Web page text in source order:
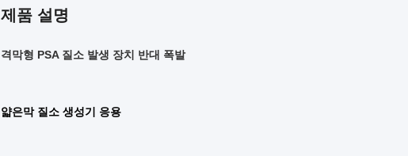
제품 설명
격막형 PSA 질소 발생 장치 반대 폭발
얇은막 질소 생성기 응용